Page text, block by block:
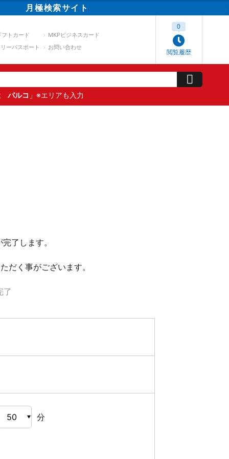
月極検索サイト
フトカード
MKPビジネスカード
ーパスポート
お問い合わせ
閲覧履歴
0
パルコ 」※エリアも入力
了します。
だく事がございます。
了
分